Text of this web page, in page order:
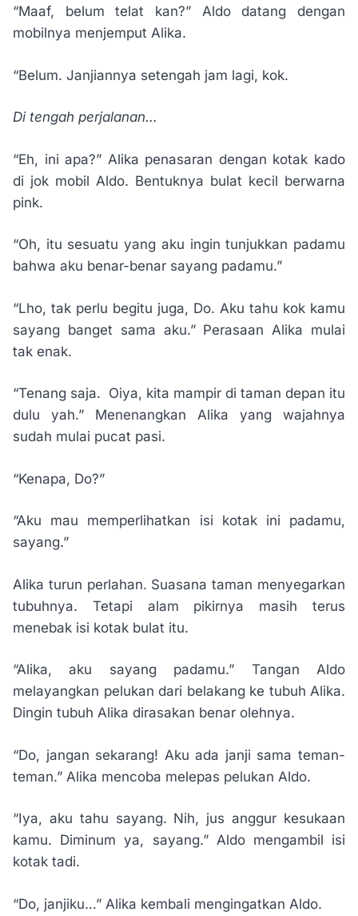
“Maaf, belum telat kan?” Aldo datang dengan
mobilnya menjemput Alika.
“Belum. Janjiannya setengah jam lagi, kok.
Di tengah perjalanan…
“Eh, ini apa?” Alika penasaran dengan kotak kado
di jok mobil Aldo. Bentuknya bulat kecil berwarna
pink.
“Oh, itu sesuatu yang aku ingin tunjukkan padamu
bahwa aku benar-benar sayang padamu.”
“Lho, tak perlu begitu juga, Do. Aku tahu kok kamu
sayang banget sama aku.” Perasaan Alika mulai
tak enak.
“Tenang saja. Oiya, kita mampir di taman depan itu
dulu yah.” Menenangkan Alika yang wajahnya
sudah mulai pucat pasi.
“Kenapa, Do?”
“Aku mau memperlihatkan isi kotak ini padamu,
sayang.”
Alika turun perlahan. Suasana taman menyegarkan
tubuhnya. Tetapi alam pikirnya masih terus
menebak isi kotak bulat itu.
“Alika, aku sayang padamu.” Tangan Aldo
melayangkan pelukan dari belakang ke tubuh Alika.
Dingin tubuh Alika dirasakan benar olehnya.
“Do, jangan sekarang! Aku ada janji sama teman-
teman.” Alika mencoba melepas pelukan Aldo.
“Iya, aku tahu sayang. Nih, jus anggur kesukaan
kamu. Diminum ya, sayang.” Aldo mengambil isi
kotak tadi.
“Do, janjiku…” Alika kembali mengingatkan Aldo.